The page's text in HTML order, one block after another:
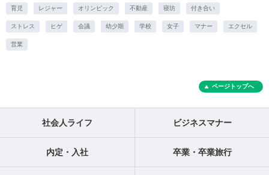
育児 レジャー オリンピック 不動産 寝坊 付き合い
ストレス ヒゲ 会議 幼少期 学校 女子 マナー エクセル
営業
ページトップへ
社会人ライフ ビジネスマナー
内定・入社 卒業・卒業旅行